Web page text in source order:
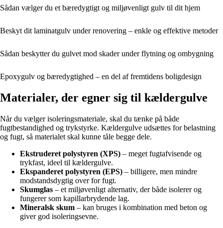
Sådan vælger du et bæredygtigt og miljøvenligt gulv til dit hjem
Beskyt dit laminatgulv under renovering – enkle og effektive metoder
Sådan beskytter du gulvet mod skader under flytning og ombygning
Epoxygulv og bæredygtighed – en del af fremtidens boligdesign
Materialer, der egner sig til kældergulve
Når du vælger isoleringsmateriale, skal du tænke på både
fugtbestandighed og trykstyrke. Kældergulve udsættes for belastning
og fugt, så materialet skal kunne tåle begge dele.
Ekstruderet polystyren (XPS) – meget fugtafvisende og
trykfast, ideel til kældergulve.
Ekspanderet polystyren (EPS) – billigere, men mindre
modstandsdygtig over for fugt.
Skumglas – et miljøvenligt alternativ, der både isolerer og
fungerer som kapillarbrydende lag.
Mineralsk skum – kan bruges i kombination med beton og
giver god isoleringsevne.